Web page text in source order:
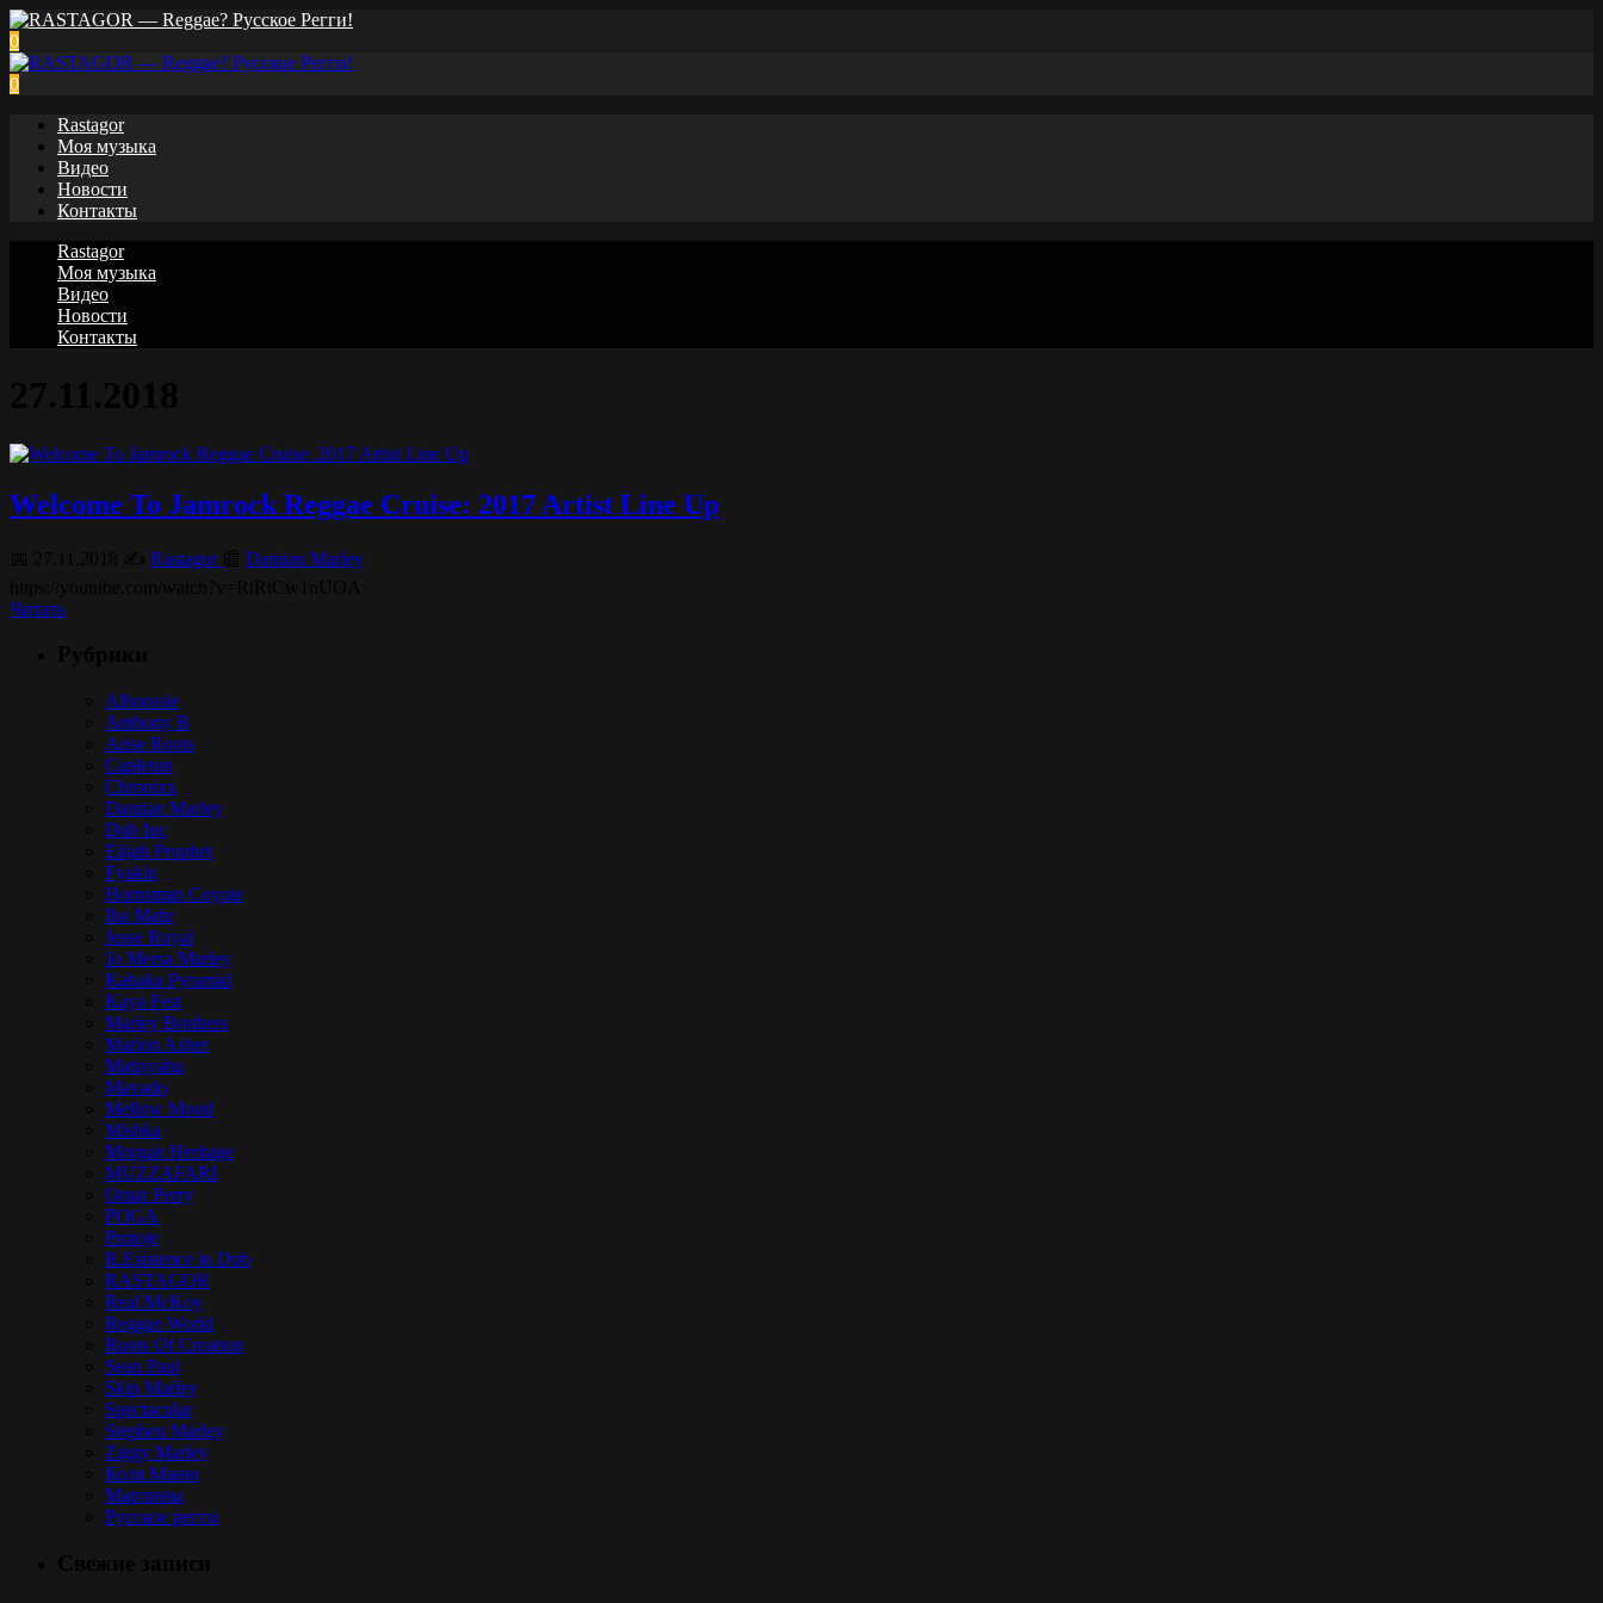
0
0
Rastagor
Моя музыка
Видео
Новости
Контакты
Rastagor
Моя музыка
Видео
Новости
Контакты
Welcome To Jamrock Reggae Cruise: 2017 Artist Line Up
Rastagor
Damian Marley
Читать
Alborosie
Anthony B
Arise Roots
Capleton
Chronixx
Damian Marley
Dub Inc
Elijah Prophet
Fyakin
Hornsman Coyote
Iba Mahr
Jesse Royal
Jo Mersa Marley
Kabaka Pyramid
Kaya Fest
Marley Brothers
Marlon Asher
Matisyahu
Mavado
Mellow Mood
Mishka
Morgan Heritage
MUZZAFARI
Omar Perry
POGA
Protoje
R.Esistence in Dub
RASTAGOR
Real McKoy
Reggae World
Roots Of Creation
Sean Paul
Skip Marley
Spectacular
Stephen Marley
Ziggy Marley
Коля Маню
Марлины
Русское регги